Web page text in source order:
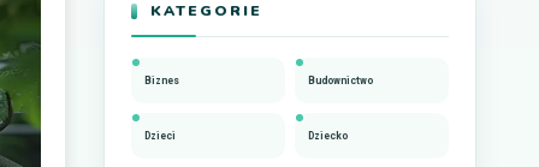
KATEGORIE
Biznes Budownictwo
Dzieci Dziecko